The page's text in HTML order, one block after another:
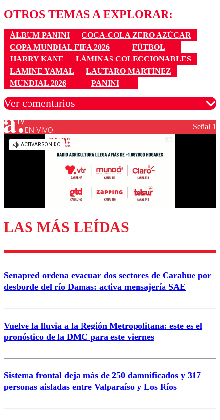
OTROS TEMAS A EXPLORAR:
ÁLBUM PANINI
COCA-COLA ZERO AZÚCAR
COPA MUNDIAL FIFA 2026
FÚTBOL
HARRY KANE
LÁMINAS COLECCIONABLES
LAMINE YAMAL
LAUTARO MARTÍNEZ
MUNDIAL 2026
PANINI
Ver comentarios
Los comentarios son moderados para garantizar un
Enviar comentario
EN VIVO Señal 1
LAS MÁS LEÍDAS
Senapred ordena evacuar dos sectores de Carahue por
desborde del río Damas: activa mensajería SAE
Vuelve la lluvia a la Región Metropolitana: este es el
pronóstico de la DMC para este viernes
Sistema frontal deja más de 250 damnificados y 317
personas aisladas entre Valparaíso y Los Ríos